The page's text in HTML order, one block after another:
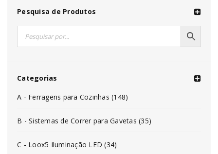
Pesquisa de Produtos
Categorias
A - Ferragens para Cozinhas (148)
B - Sistemas de Correr para Gavetas (35)
C - Loox5 Iluminação LED (34)